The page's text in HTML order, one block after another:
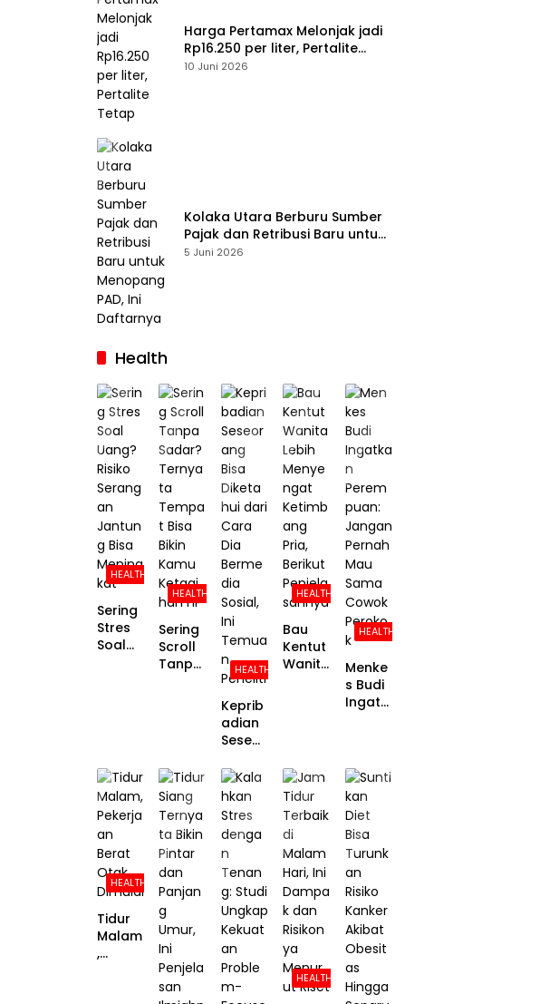
Harga Pertamax Melonjak jadi
Rp16.250 per liter, Pertalite
Tetap
10 Juni 2026
Kolaka Utara Berburu Sumber
Pajak dan Retribusi Baru untuk
Menopang PAD, Ini Daftarnya
5 Juni 2026
Health
HEALTH
Sering
Stres
Soal
Mening
kat
HEALTH
Sering
Scroll
Tanpa
Bikin
Kamu
Ketagi
han HP
HEALTH
Keprib
adian
Seseor
Bisa
Diketa
hui
dari
Cara
Dia
Berme
dia
Sosial,
Ini
Temua
n
Peneliti
HEALTH
Bau
Kentut
Wanita
Pria,
Berikut
Penjela
sanny
a
HEALTH
Menke
s Budi
Ingatk
Janga
n
Pernah
Mau
Sama
Cowok
Peroko
k
HEALTH
Tidur
Malam
,
HEALTH